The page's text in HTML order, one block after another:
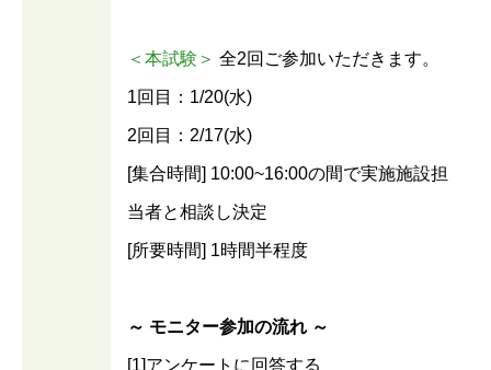
＜本試験＞ 全2回ご参加いただきます。
1回目：1/20(水)
2回目：2/17(水)
[集合時間] 10:00~16:00の間で実施施設担
当者と相談し決定
[所要時間] 1時間半程度
～ モニター参加の流れ ～
[1]アンケートに回答する